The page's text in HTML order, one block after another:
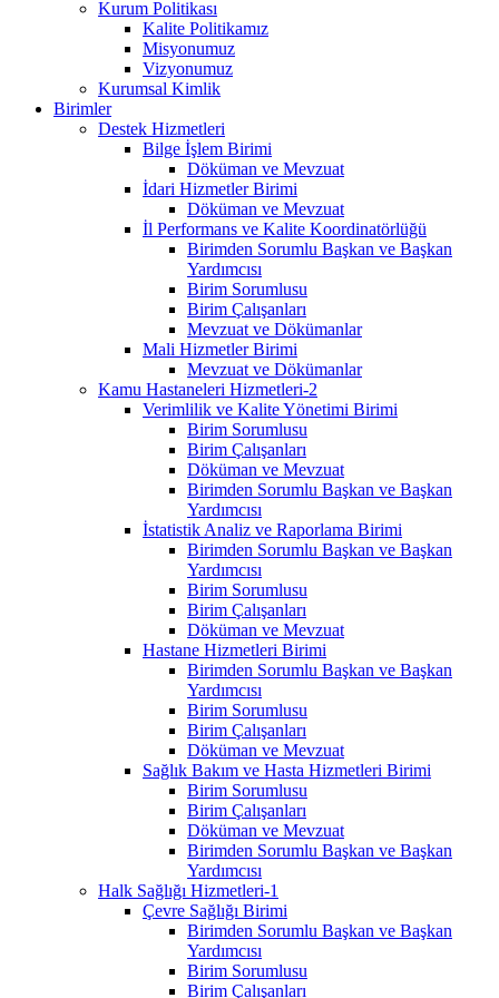
Kurum Politikası
Kalite Politikamız
Misyonumuz
Vizyonumuz
Kurumsal Kimlik
Birimler
Destek Hizmetleri
Bilge İşlem Birimi
Döküman ve Mevzuat
İdari Hizmetler Birimi
Döküman ve Mevzuat
İl Performans ve Kalite Koordinatörlüğü
Birimden Sorumlu Başkan ve Başkan
Yardımcısı
Birim Sorumlusu
Birim Çalışanları
Mevzuat ve Dökümanlar
Mali Hizmetler Birimi
Mevzuat ve Dökümanlar
Kamu Hastaneleri Hizmetleri-2
Verimlilik ve Kalite Yönetimi Birimi
Birim Sorumlusu
Birim Çalışanları
Döküman ve Mevzuat
Birimden Sorumlu Başkan ve Başkan
Yardımcısı
İstatistik Analiz ve Raporlama Birimi
Birimden Sorumlu Başkan ve Başkan
Yardımcısı
Birim Sorumlusu
Birim Çalışanları
Döküman ve Mevzuat
Hastane Hizmetleri Birimi
Birimden Sorumlu Başkan ve Başkan
Yardımcısı
Birim Sorumlusu
Birim Çalışanları
Döküman ve Mevzuat
Sağlık Bakım ve Hasta Hizmetleri Birimi
Birim Sorumlusu
Birim Çalışanları
Döküman ve Mevzuat
Birimden Sorumlu Başkan ve Başkan
Yardımcısı
Halk Sağlığı Hizmetleri-1
Çevre Sağlığı Birimi
Birimden Sorumlu Başkan ve Başkan
Yardımcısı
Birim Sorumlusu
Birim Çalışanları